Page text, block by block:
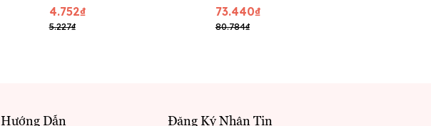
4.752₫
5.227₫
73.440₫
80.784₫
Hướng Dẫn Đăng Ký Nhận Tin